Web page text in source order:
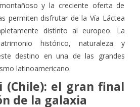
y la creciente oferta de
permiten disfrutar de la Vía Láctea
distinto al europeo. La
histórico, naturaleza y
destino en una de las grandes
latinoamericano.
(Chile): el gran final
de la galaxia